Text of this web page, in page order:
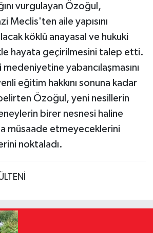
vurgulayan Özoğul,
Meclis'ten aile yapısını
köklü anayasal ve hukuki
hayata geçirilmesini talep etti.
yabancılaşmasını
eğitim hakkını sonuna kadar
belirten Özoğul, yeni nesillerin
birer nesnesi haline
müsaade etmeyeceklerini
noktaladı.